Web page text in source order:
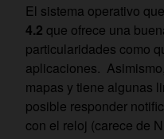
El sistema operativo
4.2 que ofrece una
particularidades como
aplicaciones.
mapas y tiene algunas
posible responder
con el reloj (carece de